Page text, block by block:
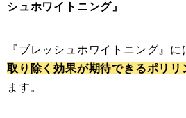
シュホワイトニング』
『ブレッシュホワイトニング』に
取り除く効果が期待できるポリリ
ます。